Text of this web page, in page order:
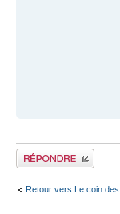
Publier une réponse
Retour vers Le coin